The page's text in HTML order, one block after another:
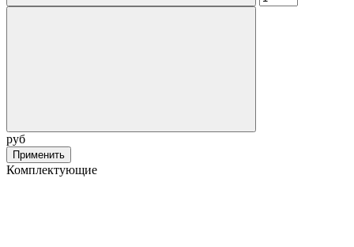
руб
Применить
Комплектующие